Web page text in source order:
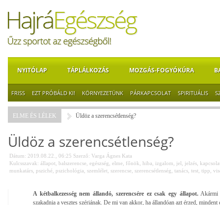
NYITÓLAP TÁPLÁLKOZÁS MOZGÁS-FOGYÓKÚRA
FRISS EZT PRÓBÁLD KI! KÖRNYEZETÜNK PÁRKAPCSOLAT SPIRITUÁLIS
ELME ÉS LÉLEK Üldöz a szerencsétlenség?
Üldöz a szerencsétlenség?
Dátum: 2019.08.22., 06:25 Szerző: Varga Ágnes Kata
Kulcsszavak: állapot balszerencse egészség elme főnök hiba izgalom jel jelzés
munkatárs psziché pszichológia szemlélet szerencse szerencsétlenség tanács test tipp
A kétbalkezesség nem állandó, szerencsére ez csak egy állapot.Akármi
szakadnia a vesztes szériának. De mi van akkor, ha állandóan azt érzed, mindent